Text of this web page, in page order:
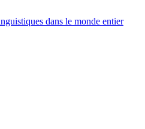
dans le monde entier